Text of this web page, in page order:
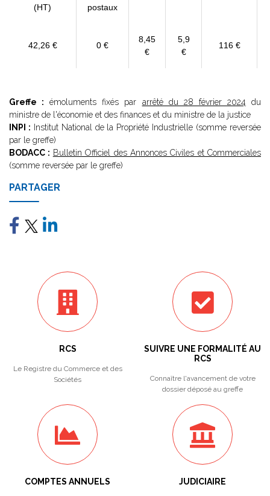
(HT)
postaux
42,26 € 0 €
8,45
€
5,9
€
116 €
Greffe : émoluments fixés par arrêté du 28 février 2024 du
ministre de l'économie et des finances et du ministre de la justice
INPI : Institut National de la Propriété Industrielle (somme reversée
par le greffe)
BODACC : Bulletin Officiel des Annonces Civiles et Commerciales
(somme reversée par le greffe)
PARTAGER
RCS
Le Registre du Commerce et des
Sociétés
SUIVRE UNE FORMALITÉ AU
RCS
Connaître l'avancement de votre
dossier déposé au greffe
COMPTES ANNUELS JUDICIAIRE